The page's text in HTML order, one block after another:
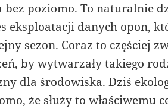
bez poziomo. To naturalnie
eksploatacji danych opon,
sezon. Coraz to częściej
by wytwarzały takiego
dla środowiska. Dziś
że służy to właściwemu